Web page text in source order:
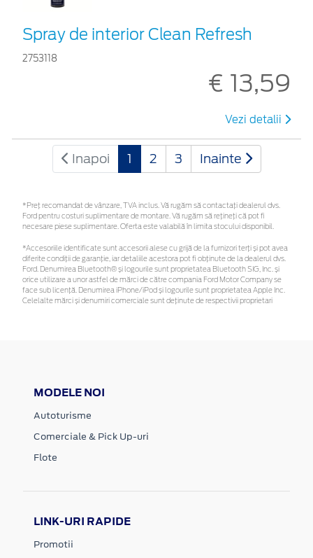
Spray de interior Clean Refresh
2753118
€ 13,59
Vezi detalii
Inapoi 1 2 3 Inainte
*Preţ recomandat de vânzare, TVA inclus. Vă rugăm să contactaţi dealerul dvs.
Ford pentru costuri suplimentare de montare. Vă rugăm să rețineți că pot fi
necesare piese suplimentare. Oferta este valabilă în limita stocului disponibil.
*Accesoriile identificate sunt accesorii alese cu grijă de la furnizori terți și pot avea
diferite condiții de garanție, iar detaliile acestora pot fi obținute de la dealerul dvs.
Ford. Denumirea Bluetooth® și logourile sunt proprietatea Bluetooth SIG, Inc. și
orice utilizare a unor astfel de mărci de către compania Ford Motor Company se
face sub licență. Denumirea iPhone/iPod și logourile sunt proprietatea Apple Inc.
Celelalte mărci și denumiri comerciale sunt deținute de respectivii proprietari
MODELE NOI
Autoturisme
Comerciale & Pick Up-uri
Flote
LINK-URI RAPIDE
Promotii